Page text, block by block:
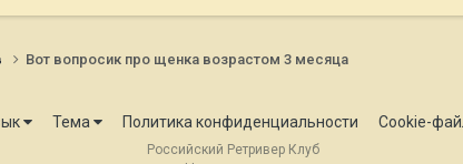
Вот вопросик про щенка возрастом 3 месяца
Тема Политика конфиденциальности Cookie-
Российский Ретривер Клуб